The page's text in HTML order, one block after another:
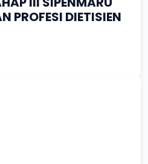
PROFESI DIETISIEN